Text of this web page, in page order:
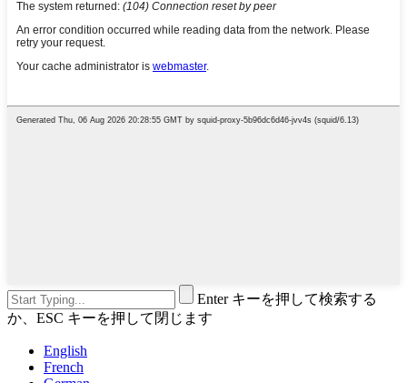
Enter キーを押して検索する
か、ESC キーを押して閉じます
English
French